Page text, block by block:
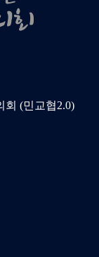
회 (민교협2.0)